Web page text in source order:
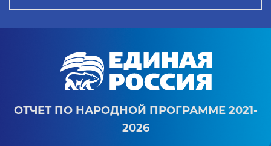
ОТЧЕТ ПО НАРОДНОЙ ПРОГРАММЕ 2021-
2026